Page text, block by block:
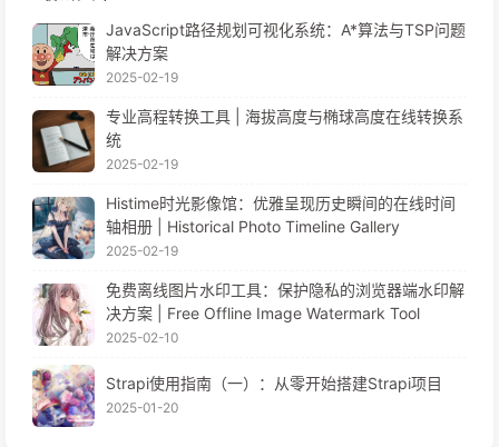
JavaScript路径规划可视化系统：A*算法与TSP问题
解决方案
2025-02-19
专业高程转换工具 | 海拔高度与椭球高度在线转换系
统
2025-02-19
Histime时光影像馆：优雅呈现历史瞬间的在线时间
轴相册 | Historical Photo Timeline Gallery
2025-02-19
免费离线图片水印工具：保护隐私的浏览器端水印解
决方案 | Free Offline Image Watermark Tool
2025-02-10
Strapi使用指南（一）：从零开始搭建Strapi项目
2025-01-20